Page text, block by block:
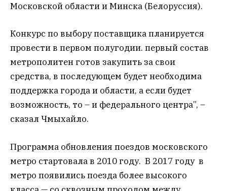
Московской области и Минска (Белоруссия).
Конкурс по выбору поставщика планируется
провести в первом полугодии. первый состав
метрополитен готов закупить за свои
средства, в последующем будет необходима
поддержка города и области, а если будет
возможность, то – и федерального центра”, –
сказал Чмыхайло.
Программа обновления поездов московского
метро стартовала в 2010 году. В 2017 году в
метро появились поезда более высокого